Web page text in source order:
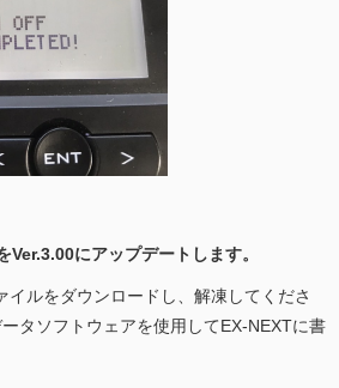
にアップデートします。
イルをダウンロードし、解凍してくださ
タソフトウェアを使用してEX-NEXTに書